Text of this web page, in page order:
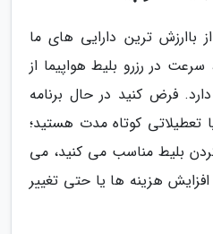
باارزش ترین دارایی های ما
سرعت در رزرو بلیط هواپیما از
فرض کنید در حال برنامه
کوتاه مدت هستید؛
بلیط مناسب می کنید، می
افزایش هزینه ها یا حتی تغییر